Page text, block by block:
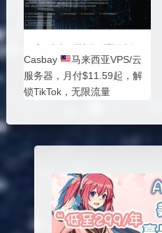
Casbay
马来西亚VPS/云
服务器，月付$11.59起，解
锁TikTok，无限流量